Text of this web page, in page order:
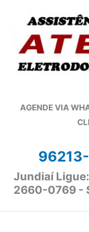
conteúdo
AGENDE VIA
Jundiaí
2660-0769 -